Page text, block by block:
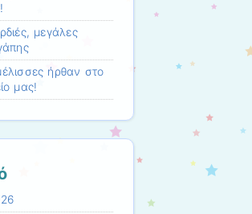
μεγάλες
ήρθαν στο
μας!